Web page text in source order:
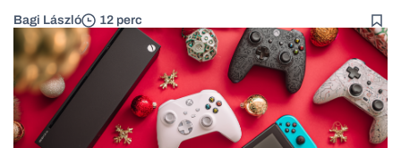
Bagi László 12 perc